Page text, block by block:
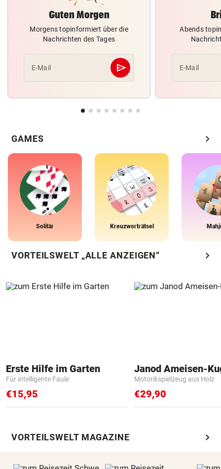
Guten Morgen
Morgens topinformiert über die
Nachrichten des Tages
E-Mail send
Abschicken
Abends
E-Mail
GAMES chevron_right
Solitär Kreuzworträtsel
VORTEILSWELT „ALLE ANZEIGEN“ chevron_right
Erste Hilfe im Garten
Für intelligente Faule
€15,95
Janod Ameisen-
Motorikspielzeug aus Holz
€29,90
VORTEILSWELT MAGAZINE chevron_right